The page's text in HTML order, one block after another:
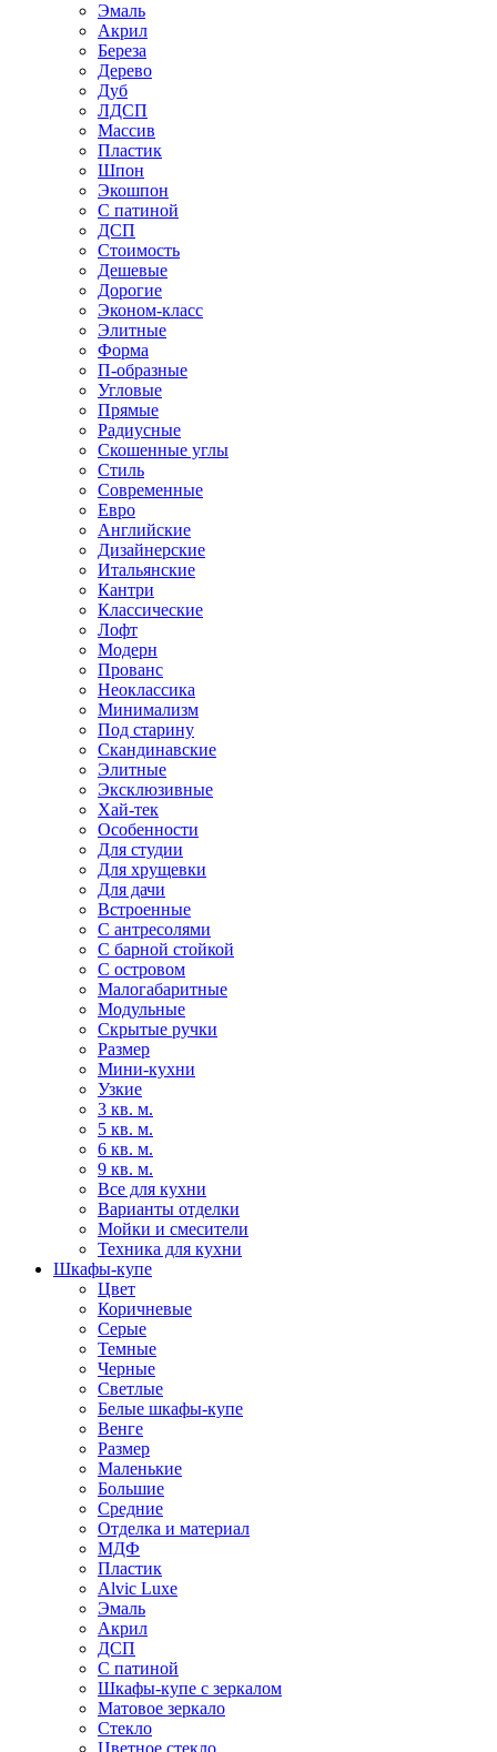
Эмаль
Акрил
Береза
Дерево
Дуб
ЛДСП
Массив
Пластик
Шпон
Экошпон
С патиной
ДСП
Стоимость
Дешевые
Дорогие
Эконом-класс
Элитные
Форма
П-образные
Угловые
Прямые
Радиусные
Скошенные углы
Стиль
Современные
Евро
Английские
Дизайнерские
Итальянские
Кантри
Классические
Лофт
Модерн
Прованс
Неоклассика
Минимализм
Под старину
Скандинавские
Элитные
Эксклюзивные
Хай-тек
Особенности
Для студии
Для хрущевки
Для дачи
Встроенные
С антресолями
С барной стойкой
С островом
Малогабаритные
Модульные
Скрытые ручки
Размер
Мини-кухни
Узкие
3 кв. м.
5 кв. м.
6 кв. м.
9 кв. м.
Все для кухни
Варианты отделки
Мойки и смесители
Техника для кухни
Шкафы-купе
Цвет
Коричневые
Серые
Темные
Черные
Светлые
Белые шкафы-купе
Венге
Размер
Маленькие
Большие
Средние
Отделка и материал
МДФ
Пластик
Alvic Luxe
Эмаль
Акрил
ДСП
С патиной
Шкафы-купе с зеркалом
Матовое зеркало
Стекло
Цветное стекло